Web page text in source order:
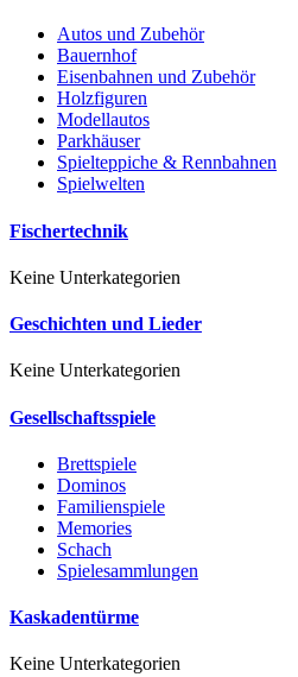
Autos und Zubehör
Bauernhof
Eisenbahnen und Zubehör
Holzfiguren
Modellautos
Parkhäuser
Spielteppiche & Rennbahnen
Spielwelten
Fischertechnik
Keine Unterkategorien
Geschichten und Lieder
Keine Unterkategorien
Gesellschaftsspiele
Brettspiele
Dominos
Familienspiele
Memories
Schach
Spielesammlungen
Kaskadentürme
Keine Unterkategorien